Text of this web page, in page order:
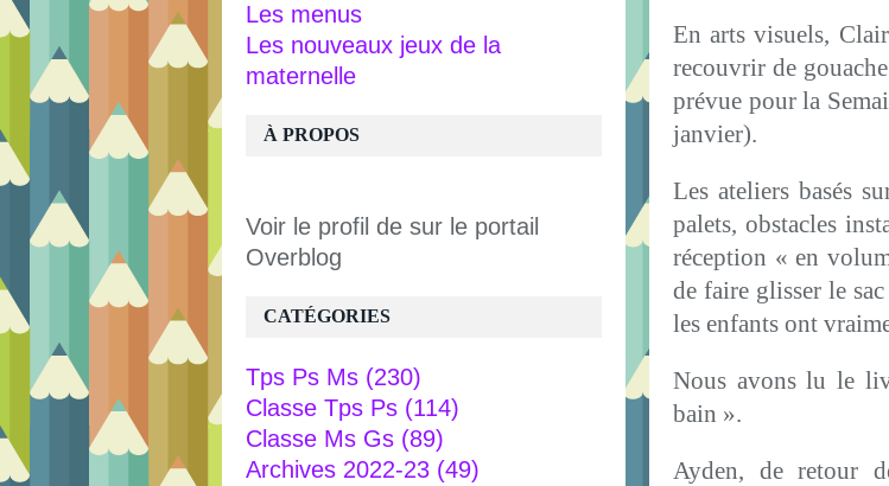
En arts visuels,
recouvrir de
prévue pour la
janvier).
Les ateliers basés
palets, obstacles
réception « en
de faire glisser le
les enfants ont
Nous avons lu le
bain ».
Ayden, de retour
À PROPOS
Voir le profil de sur le portail
Overblog
Les menus
Les nouveaux jeux de la
maternelle
CATÉGORIES
Tps Ps Ms (230)
Classe Tps Ps (114)
Classe Ms Gs (89)
Archives 2022-23 (49)